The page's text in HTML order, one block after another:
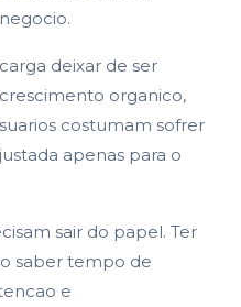
deixar de ser
organico,
costumam sofrer
apenas para o
sair do papel. Ter
saber tempo de
e